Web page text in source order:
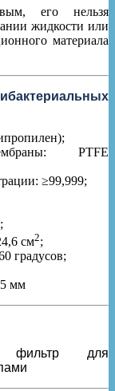
его нельзя
жидкости или
материала
PTFE
≥99,999;
см2;
градусов;
мм
фильтр для